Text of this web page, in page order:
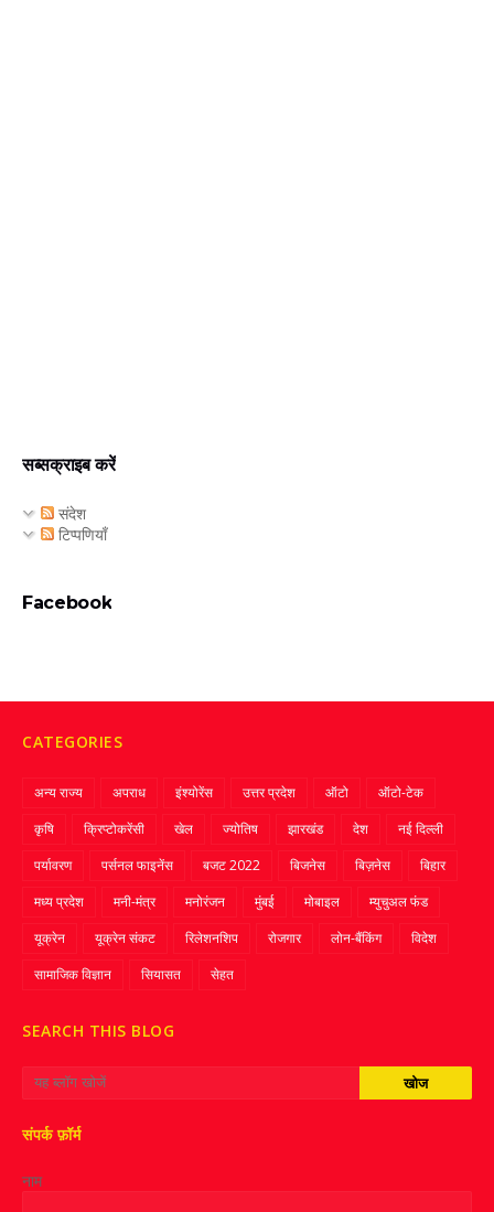
सब्सक्राइब करें
संदेश
टिप्पणियाँ
Facebook
CATEGORIES
अन्य राज्य अपराध इंश्योरेंस उत्तर प्रदेश ऑटो
ऑटो-टेक
कृषि
क्रिप्‍टोकरेंसी खेल ज्‍योतिष झारखंड देश
नई दिल्ली
पर्यावरण
पर्सनल फाइनेंस बजट 2022 बिजनेस बिज़नेस
बिहार
मध्य प्रदेश
मनी-मंत्र मनोरंजन मुंबई मोबाइल
म्‍युचुअल फंड
यूक्रेन
यूक्रेन संकट रिलेशनशिप रोजगार लोन-बैंकिंग
विदेश
सामाजिक विज्ञान
सियासत सेहत
SEARCH THIS BLOG
संपर्क फ़ॉर्म
नाम